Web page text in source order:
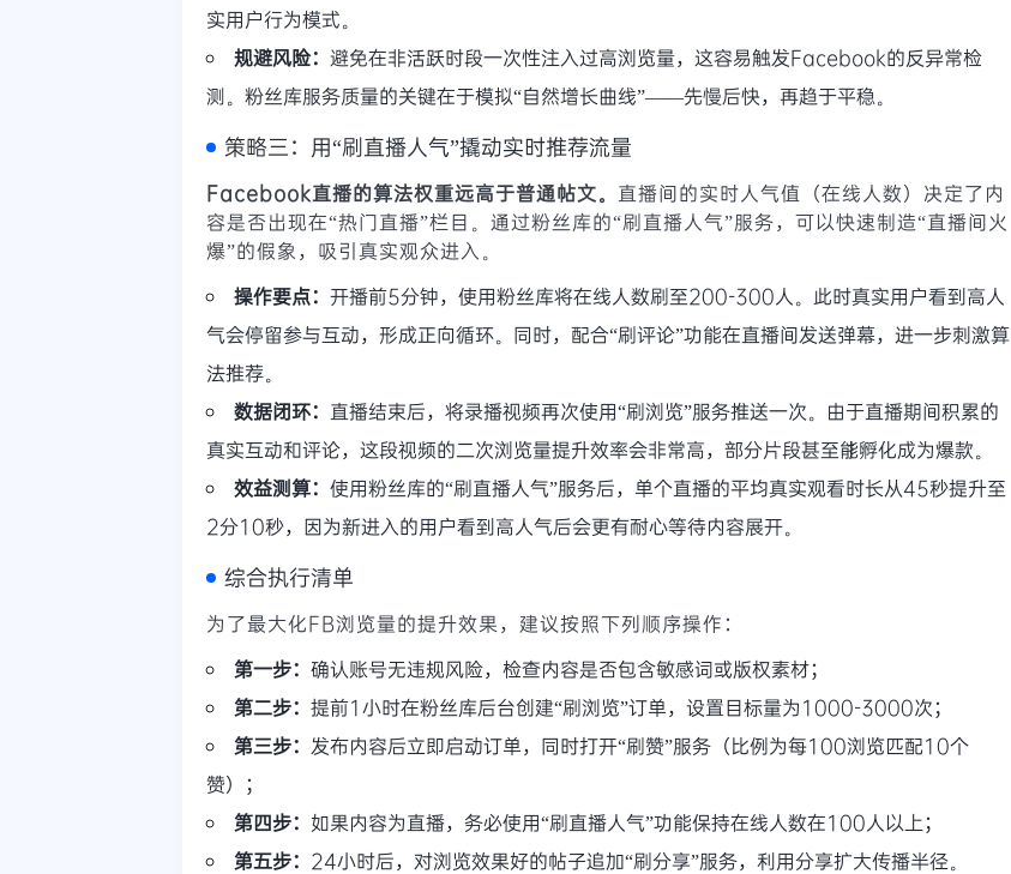
实用户行为模式。
规避风险： 避免在非活跃时段一次性注入过高浏览量，这容易触发Facebook的反异常检
测。粉丝库服务质量的关键在于模拟“自然增长曲线”——先慢后快，再趋于平稳。
策略三：用“刷直播人气”撬动实时推荐流量
Facebook直播的算法权重远高于普通帖文。 直播间的实时人气值（在线人数）决定了内
容是否出现在“热门直播”栏目。通过粉丝库的“刷直播人气”服务，可以快速制造“直播间火
爆”的假象，吸引真实观众进入。
操作要点： 开播前5分钟，使用粉丝库将在线人数刷至200-300人。此时真实用户看到高人
气会停留参与互动，形成正向循环。同时，配合“刷评论”功能在直播间发送弹幕，进一步刺激算
法推荐。
数据闭环： 直播结束后，将录播视频再次使用“刷浏览”服务推送一次。由于直播期间积累的
真实互动和评论，这段视频的二次浏览量提升效率会非常高，部分片段甚至能孵化成为爆款。
效益测算： 使用粉丝库的“刷直播人气”服务后，单个直播的平均真实观看时长从45秒提升至
2分10秒，因为新进入的用户看到高人气后会更有耐心等待内容展开。
综合执行清单
为了最大化FB浏览量的提升效果，建议按照下列顺序操作：
第一步： 确认账号无违规风险，检查内容是否包含敏感词或版权素材；
第二步： 提前1小时在粉丝库后台创建“刷浏览”订单，设置目标量为1000-3000次；
第三步： 发布内容后立即启动订单，同时打开“刷赞”服务（比例为每100浏览匹配10个
赞）；
第四步： 如果内容为直播，务必使用“刷直播人气”功能保持在线人数在100人以上；
第五步： 24小时后，对浏览效果好的帖子追加“刷分享”服务，利用分享扩大传播半径。